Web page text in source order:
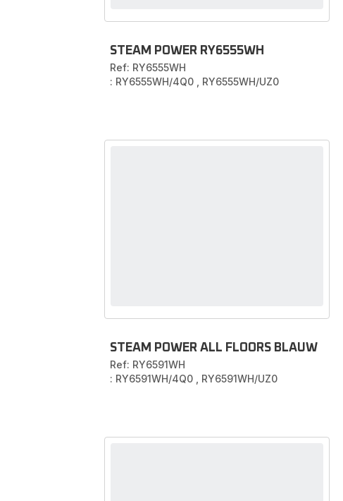
STEAM POWER RY6555WH
Ref: RY6555WH
: RY6555WH/4Q0
RY6555WH/UZ0
STEAM POWER ALL FLOORS BLAUW
Ref: RY6591WH
: RY6591WH/4Q0
RY6591WH/UZ0